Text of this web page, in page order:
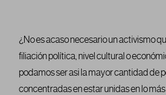
¿No es acaso necesario un activismo
filiación política, nivel cultural o
podamos ser asi la mayor cantidad de
concentradas en estar unidas en lo